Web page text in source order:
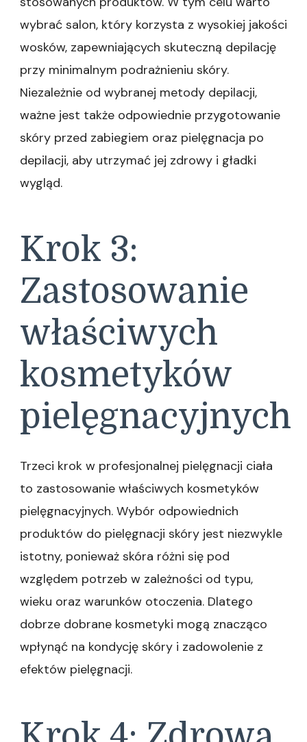
wybrać salon, który korzysta z wysokiej jakości
wosków, zapewniających skuteczną depilację
przy minimalnym podrażnieniu skóry.
Niezależnie od wybranej metody depilacji,
ważne jest także odpowiednie przygotowanie
skóry przed zabiegiem oraz pielęgnacja po
depilacji, aby utrzymać jej zdrowy i gładki
wygląd.
Krok 3:
Zastosowanie
właściwych
kosmetyków
pielęgnacyjnych
Trzeci krok w profesjonalnej pielęgnacji ciała
to zastosowanie właściwych kosmetyków
pielęgnacyjnych. Wybór odpowiednich
produktów do pielęgnacji skóry jest niezwykle
istotny, ponieważ skóra różni się pod
względem potrzeb w zależności od typu,
wieku oraz warunków otoczenia. Dlatego
dobrze dobrane kosmetyki mogą znacząco
wpłynąć na kondycję skóry i zadowolenie z
efektów pielęgnacji.